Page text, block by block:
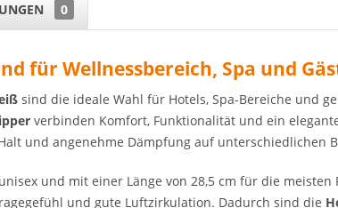
0
für Wellnessbereich, Spa und
sind die ideale Wahl für Hotels, Spa-Bereiche und
verbinden Komfort, Funktionalität und ein
und angenehme Dämpfung auf unterschiedlichen
und mit einer Länge von 28,5 cm für die
und gute Luftzirkulation. Dadurch sind die